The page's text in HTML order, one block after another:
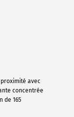
avec
concentrée
de 165